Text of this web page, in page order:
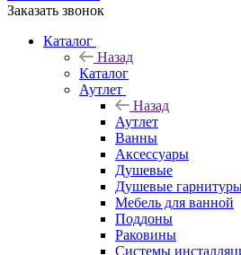
Заказать звонок
Каталог
Назад
Каталог
Аутлет
Назад
Аутлет
Ванны
Аксессуары
Душевые
Душевые
Мебель для ванной
Поддоны
Раковины
Системы